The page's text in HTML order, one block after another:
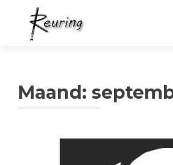
Maand: